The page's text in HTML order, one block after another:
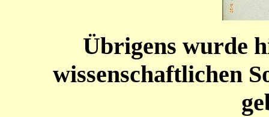
Übrigens wurde
wissenschaftlichen